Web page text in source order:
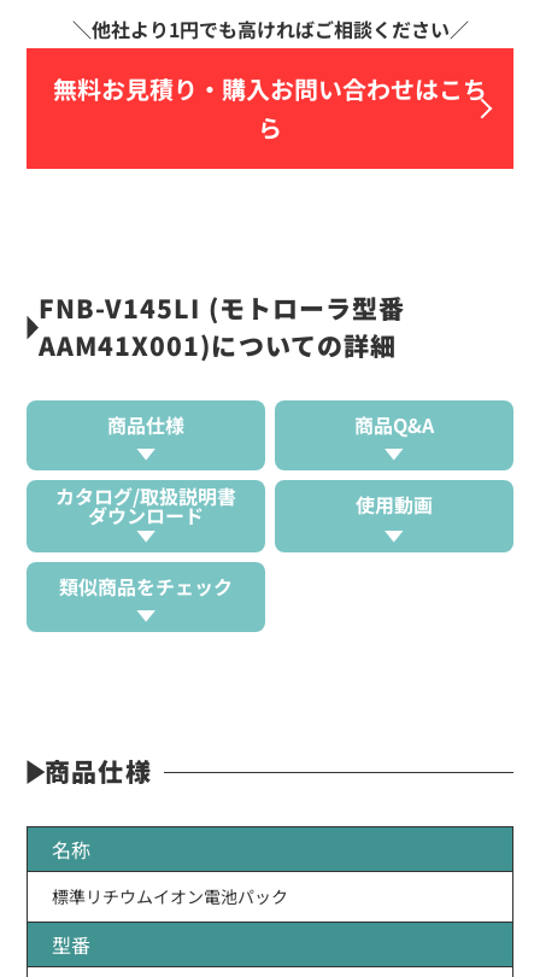
無料お見積り・ 購入お問い合わせはこち
ら
FNB-V145LI (モトローラ型番
AAM41X001)についての詳細
商品仕様 商品Q&A
カタログ/取扱説明書
ダウンロード 使用動画
類似商品をチェック
商品仕様
名称
標準リチウムイオン電池パック
型番